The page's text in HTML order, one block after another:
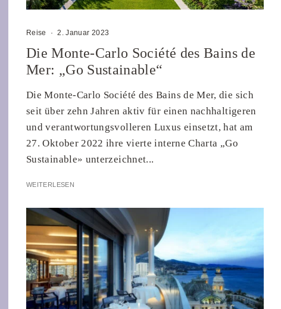
Reise · 2. Januar 2023
Die Monte-Carlo Société des Bains de
Mer: „Go Sustainable“
Die Monte-Carlo Société des Bains de Mer, die sich
seit über zehn Jahren aktiv für einen nachhaltigeren
und verantwortungsvolleren Luxus einsetzt, hat am
27. Oktober 2022 ihre vierte interne Charta „Go
Sustainable» unterzeichnet...
WEITERLESEN